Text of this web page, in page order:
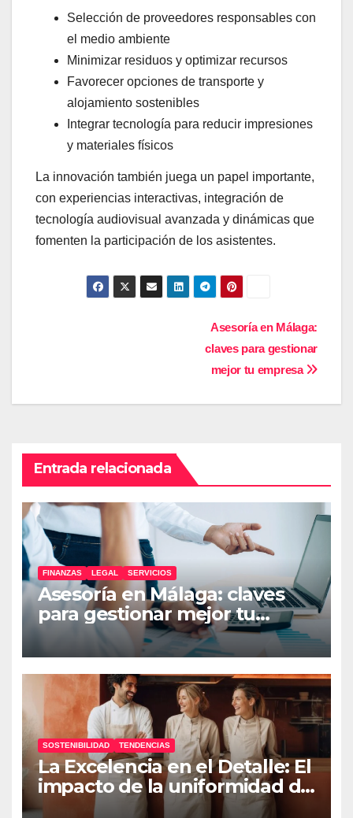
Selección de proveedores responsables con
el medio ambiente
Minimizar residuos y optimizar recursos
Favorecer opciones de transporte y
alojamiento sostenibles
Integrar tecnología para reducir impresiones
y materiales físicos
La innovación también juega un papel importante,
con experiencias interactivas, integración de
tecnología audiovisual avanzada y dinámicas que
fomenten la participación de los asistentes.
Asesoría en Málaga:
claves para gestionar
mejor tu empresa
Entrada relacionada
FINANZAS LEGAL SERVICIOS
Asesoría en Málaga: claves
para gestionar mejor tu
empresa
SOSTENIBILIDAD TENDENCIAS
La Excelencia en el Detalle: El
impacto de la uniformidad de
alta gama en la hospitalidad